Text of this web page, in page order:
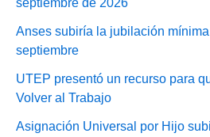
Anses subiría la jubilación
septiembre
UTEP presentó un recurso para
Volver al Trabajo
Asignación Universal por Hijo